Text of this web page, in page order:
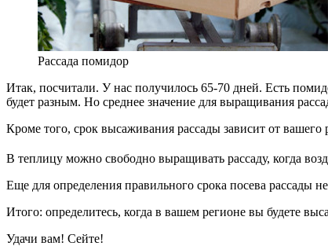
Рассада помидор
Итак, посчитали. У нас получилось 65-70 дней. Есть
будет разным. Но среднее значение для выращивания
Кроме того, срок высаживания рассады зависит от
В теплицу можно свободно выращивать рассаду, когда
Еще для определения правильного срока посева рассады
Итого: определитесь, когда в вашем регионе вы будете
Удачи вам! Сейте!